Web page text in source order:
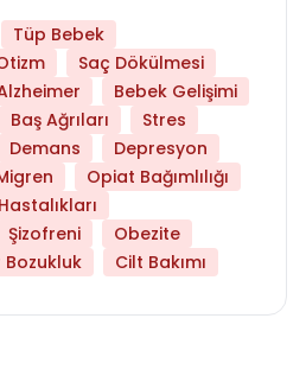
Tüp Bebek
Saç Dökülmesi
Bebek Gelişimi
Baş Ağrıları
Stres
Demans
Depresyon
Opiat Bağımlılığı
Şizofreni
Obezite
Cilt Bakımı